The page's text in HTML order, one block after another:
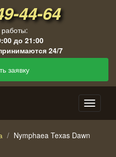
44-64
до 21:00
24/7
заявку
Nymphaea Texas Dawn